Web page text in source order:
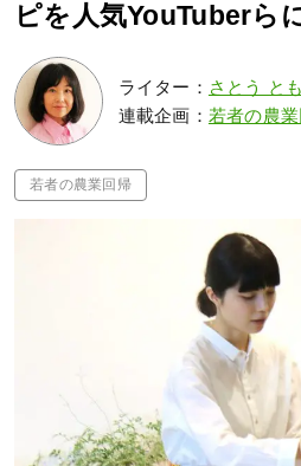
ピを人気YouTuberら
ライター： さとう と
連載企画： 若者の農
若者の農業回帰